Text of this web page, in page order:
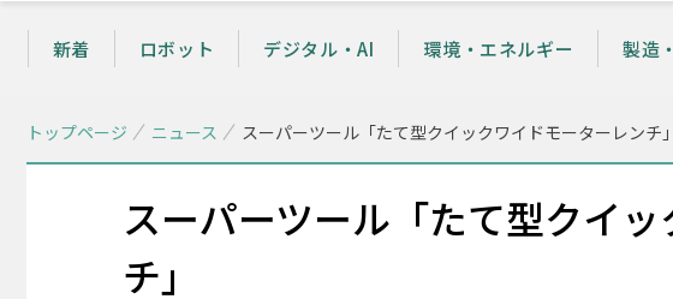
新着 ロボット デジタル・AI 環境・エネルギー 製造
トップページ ニュース スーパーツール「たて型クイックワイドモーターレンチ」
スーパーツール「たて型クイ
チ」